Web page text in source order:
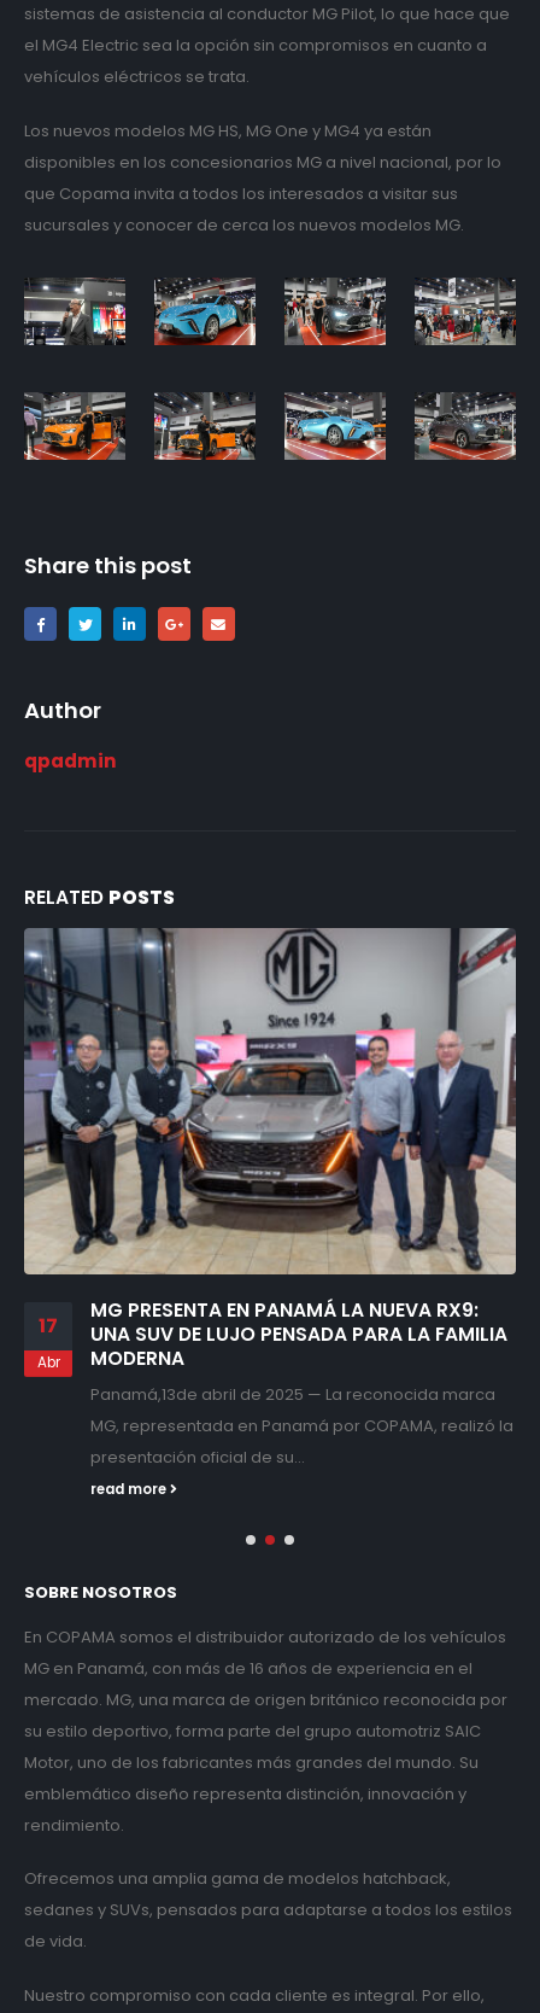
sistemas de asistencia al conductor MG Pilot, lo que hace que
el MG4 Electric sea la opción sin compromisos en cuanto a
vehículos eléctricos se trata.
Los nuevos modelos MG HS, MG One y MG4 ya están
disponibles en los concesionarios MG a nivel nacional, por lo
que Copama invita a todos los interesados a visitar sus
sucursales y conocer de cerca los nuevos modelos MG.
Share this post
Author
qpadmin
RELATED POSTS
17
Abr
MG PRESENTA EN PANAMÁ LA NUEVA RX9:
UNA SUV DE LUJO PENSADA PARA LA FAMILIA
MODERNA
Panamá,13de abril de 2025 — La reconocida marca
MG, representada en Panamá por COPAMA, realizó la
presentación oficial de su...
read more
SOBRE NOSOTROS
En COPAMA somos el distribuidor autorizado de los vehículos
MG en Panamá, con más de 16 años de experiencia en el
mercado. MG, una marca de origen británico reconocida por
su estilo deportivo, forma parte del grupo automotriz SAIC
Motor, uno de los fabricantes más grandes del mundo. Su
emblemático diseño representa distinción, innovación y
rendimiento.
Ofrecemos una amplia gama de modelos hatchback,
sedanes y SUVs, pensados para adaptarse a todos los estilos
de vida.
Nuestro compromiso con cada cliente es integral. Por ello,